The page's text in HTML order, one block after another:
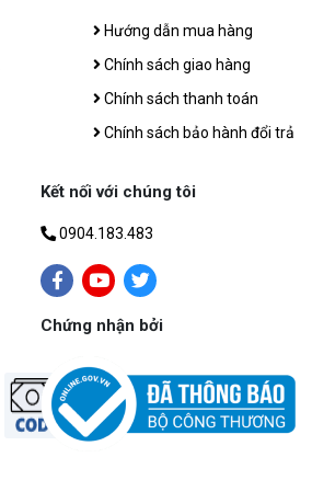
Hướng dẫn mua hàng
Chính sách giao hàng
Chính sách thanh toán
Chính sách bảo hành đổi trả
Kết nối với chúng tôi
0904.183.483
Chứng nhận bởi